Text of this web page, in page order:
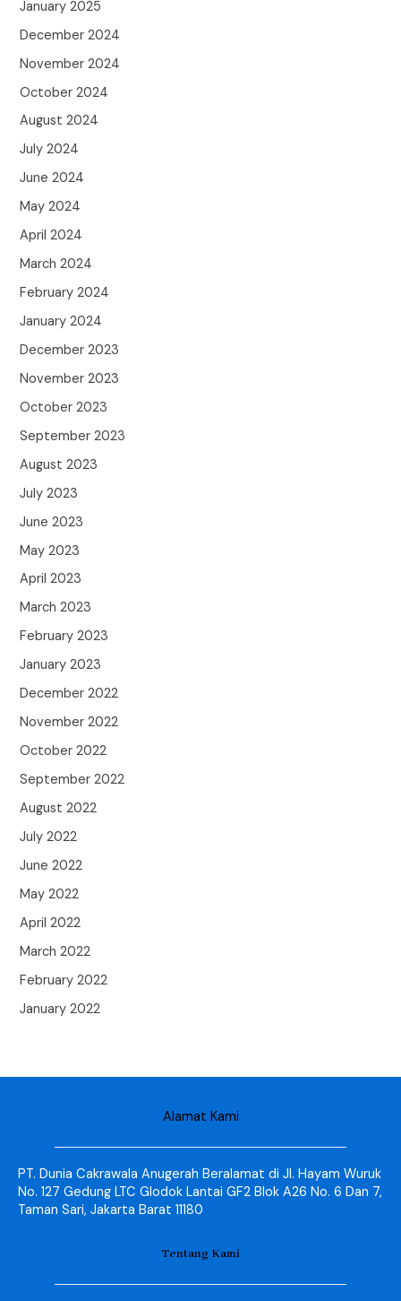
January 2025
December 2024
November 2024
October 2024
August 2024
July 2024
June 2024
May 2024
April 2024
March 2024
February 2024
January 2024
December 2023
November 2023
October 2023
September 2023
August 2023
July 2023
June 2023
May 2023
April 2023
March 2023
February 2023
January 2023
December 2022
November 2022
October 2022
September 2022
August 2022
July 2022
June 2022
May 2022
April 2022
March 2022
February 2022
January 2022
Alamat Kami
PT. Dunia Cakrawala Anugerah Beralamat di Jl. Hayam Wuruk
No. 127 Gedung LTC Glodok Lantai GF2 Blok A26 No. 6 Dan 7,
Taman Sari, Jakarta Barat 11180
Tentang Kami